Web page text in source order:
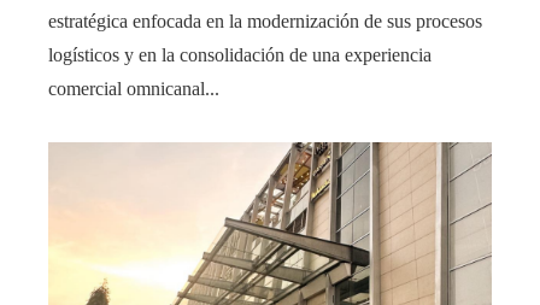
estratégica enfocada en la modernización de sus procesos
logísticos y en la consolidación de una experiencia
comercial omnicanal...